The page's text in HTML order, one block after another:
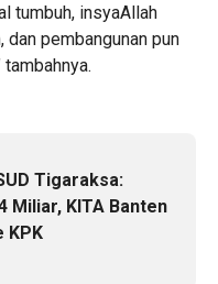
tumbuh, insyaAllah
dan pembangunan pun
Tigaraksa:
Miliar, KITA Banten
KPK